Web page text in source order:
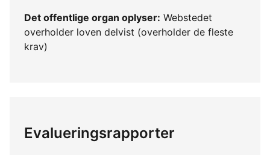
Det offentlige organ oplyser: Webstedet
overholder loven delvist (overholder de fleste
krav)
Evalueringsrapporter